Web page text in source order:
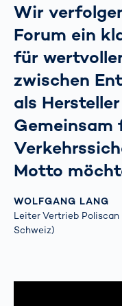
Wir
Forum ein
für
zwischen
als
Gemeinsam
Motto
WOLFGANG LANG
Leiter Vertrieb
Schweiz)